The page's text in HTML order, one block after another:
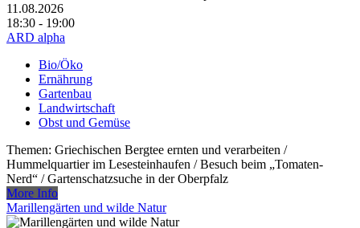
11.08.2026
18:30 - 19:00
ARD alpha
Bio/Öko
Ernährung
Gartenbau
Landwirtschaft
Obst und Gemüse
Themen: Griechischen Bergtee ernten und verarbeiten /​
Hummelquartier im Lesesteinhaufen /​ Besuch beim „Tomaten-
Nerd“ /​ Gartenschatzsuche in der Oberpfalz
More Info
Marillengärten und wilde Natur